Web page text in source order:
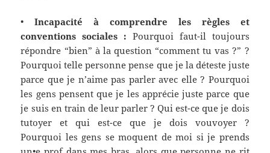
•Incapacité à comprendre les règles et
conventions sociales : Pourquoi faut-il toujours
répondre “bien” à la question “comment tu vas ?” ?
Pourquoi telle personne pense que je la déteste juste
parce que je n’aime pas parler avec elle ? Pourquoi
les gens pensent que je les apprécie juste parce que
je suis en train de leur parler ? Qui est-ce que je dois
tutoyer et qui est-ce que je dois vouvoyer?
Pourquoi les gens se moquent de moi si je prends